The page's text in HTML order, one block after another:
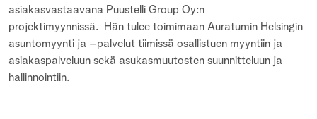
asiakasvastaavana Puustelli Group Oy:n
projektimyynnissä. Hän tulee toimimaan Auratumin Helsingin
asuntomyynti ja –palvelut tiimissä osallistuen myyntiin ja
asiakaspalveluun sekä asukasmuutosten suunnitteluun ja
hallinnointiin.